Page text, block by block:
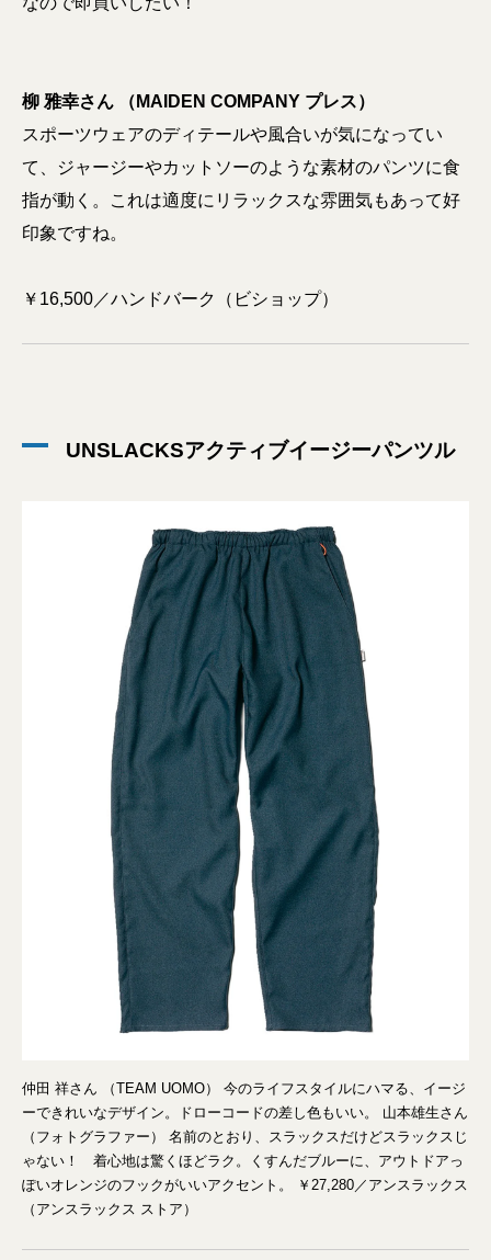
柳 雅幸さん （MAIDEN COMPANY プレス）
スポーツウェアのディテールや風合いが気になってい
て、ジャージーやカットソーのような素材のパンツに食
指が動く。これは適度にリラックスな雰囲気もあって好
印象ですね。
￥16,500／ハンドバーク（ビショップ）
UNSLACKSアクティブイージーパンツル
仲田 祥さん （TEAM UOMO） 今のライフスタイルにハマる、イージ
ーできれいなデザイン。ドローコードの差し色もいい。 山本雄生さん
（フォトグラファー） 名前のとおり、スラックスだけどスラックスじ
ゃない！ 着心地は驚くほどラク。くすんだブルーに、アウトドアっ
ぽいオレンジのフックがいいアクセント。 ￥27,280／アンスラックス
（アンスラックス ストア）